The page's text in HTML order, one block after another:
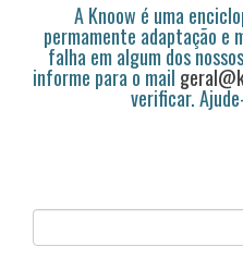
A Knoow é uma
permamente adaptação e
falha em algum dos
informe para o mail
verificar.